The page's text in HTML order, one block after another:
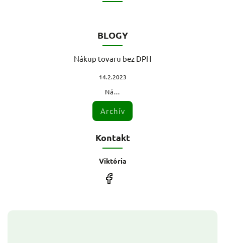
BLOGY
Nákup tovaru bez DPH
14.2.2023
Ná...
Archív
Kontakt
Viktória